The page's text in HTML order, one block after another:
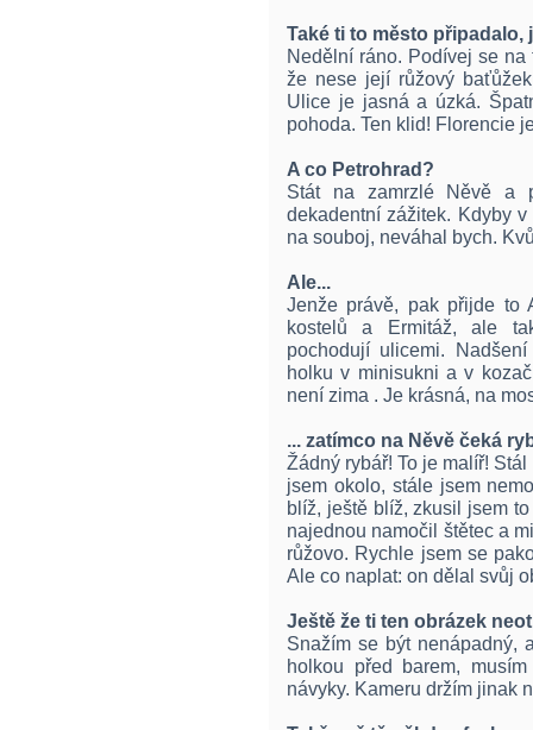
Také ti to město
Nedělní ráno. Podívej se
že nese její růžový
Ulice je jasná a úzká.
pohoda. Ten klid! Florencie
A co Petrohrad?
Stát na zamrzlé Něvě a
dekadentní zážitek. Kdyby
na souboj, neváhal bych.
Ale...
Jenže právě, pak přijde to
kostelů a Ermitáž, ale
pochodují ulicemi.
holku v minisukni a v
není zima . Je krásná, na
... zatímco na Něvě čeká
Žádný rybář! To je malíř!
jsem okolo, stále jsem
blíž, ještě blíž, zkusil jsem
najednou namočil štětec a
růžovo. Rychle jsem se
Ale co naplat: on dělal svůj
Ještě že ti ten obrázek
Snažím se být nenápadný,
holkou před barem,
návyky. Kameru držím jinak